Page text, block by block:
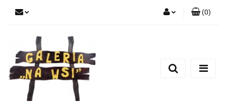
Dodaj zgłoszenie
(0)